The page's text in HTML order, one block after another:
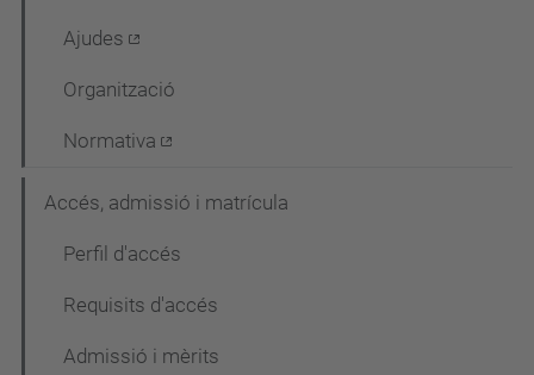
Ajudes
Organització
Normativa
Accés, admissió i matrícula
Perfil d'accés
Requisits d'accés
Admissió i mèrits